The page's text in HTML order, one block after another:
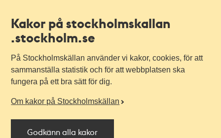
Kakor på stockholmskallan
.stockholm.se
På Stockholmskällan använder vi kakor, cookies, för att
sammanställa statistik och för att webbplatsen ska
fungera på ett bra sätt för dig.
Om kakor på Stockholmskällan
Godkänn alla kakor